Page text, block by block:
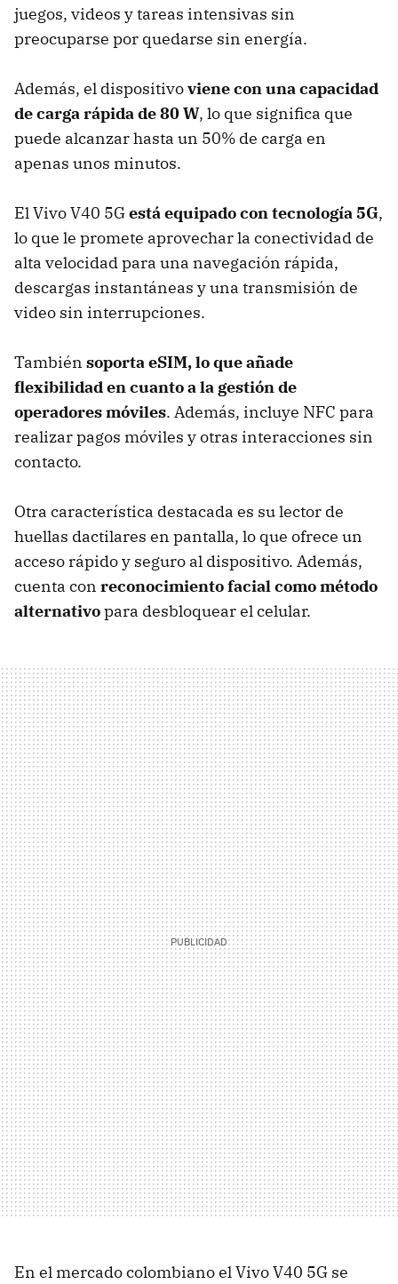
juegos, videos y tareas intensivas sin
preocuparse por quedarse sin energía.
Además, el dispositivoviene con una capacidad
de carga rápida de 80 W, lo que significa que
puede alcanzar hasta un 50% de carga en
apenas unos minutos.
El Vivo V40 5Gestá equipado con tecnología 5G,
lo que le promete aprovechar la conectividad de
alta velocidad para una navegación rápida,
descargas instantáneas y una transmisión de
video sin interrupciones.
También soporta eSIM, lo que añade
flexibilidad en cuanto a la gestión de
operadores móviles. Además, incluye NFC para
realizar pagos móviles y otras interacciones sin
contacto.
Otra característica destacada es su lector de
huellas dactilares en pantalla, lo que ofrece un
acceso rápido y seguro al dispositivo. Además,
cuenta con reconocimiento facial como método
alternativopara desbloquear el celular.
En el mercado colombiano el Vivo V40 5G se